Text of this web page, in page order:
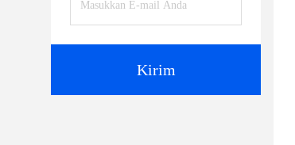
Kirim